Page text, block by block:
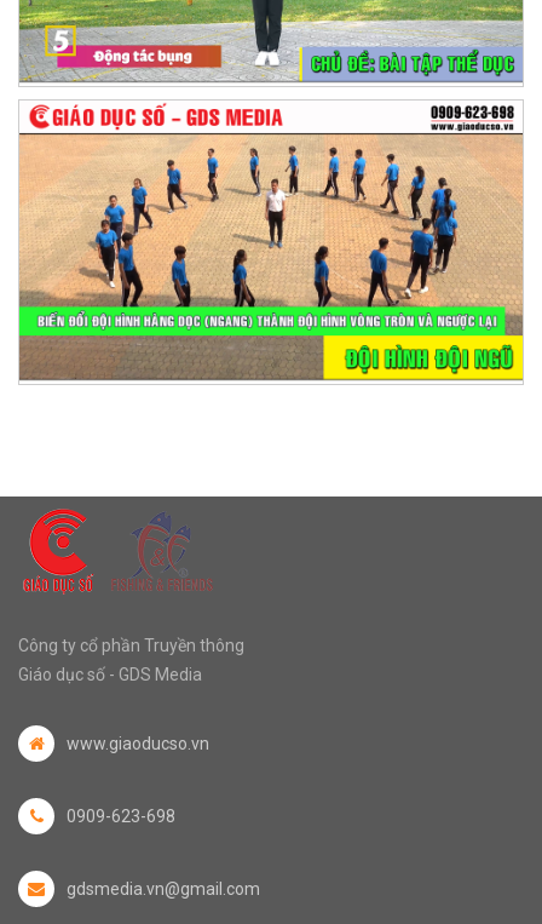
Công ty cổ phần Truyền thông
Giáo dục số - GDS Media
www.giaoducso.vn
0909-623-698
gdsmedia.vn@gmail.com